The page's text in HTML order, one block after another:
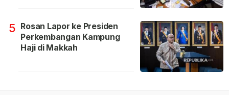
5 Rosan Lapor ke Presiden
Perkembangan Kampung
Haji di Makkah